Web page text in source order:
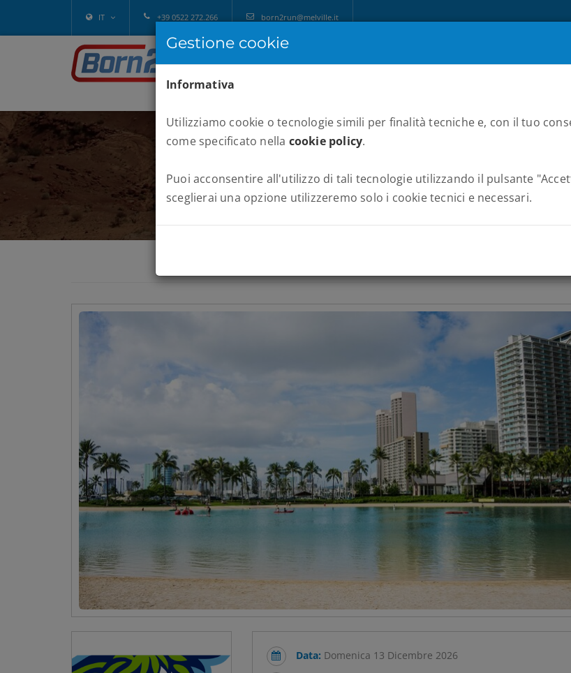
IT +39 0522 272.266 born2run@melville.it
MARATONE HONOLULU MARATHON
Data: Domenica 13 Dicembre 2026
Gestione cookie
Informativa
Utilizziamo cookie o tecnologie simili per finalità tecniche e, con il tuo
come specificato nella cookie policy.
Puoi acconsentire all'utilizzo di tali tecnologie utilizzando il pulsante
sceglierai una opzione utilizzeremo solo i cookie tecnici e necessari.